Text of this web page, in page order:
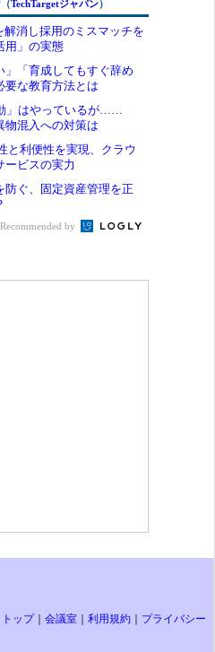
（TechTargetジャパン）
消し採用のミスマッチを
用」の実態
」「育成してもすぐ辞め
な教育方法とは
」はやっているが……
物混入への対策は
と利便性を実現、クラウ
ービスの実力
防ぐ、固定資産管理を正
Recommended by
トップ｜ 会議室 利用規約
プライバシー